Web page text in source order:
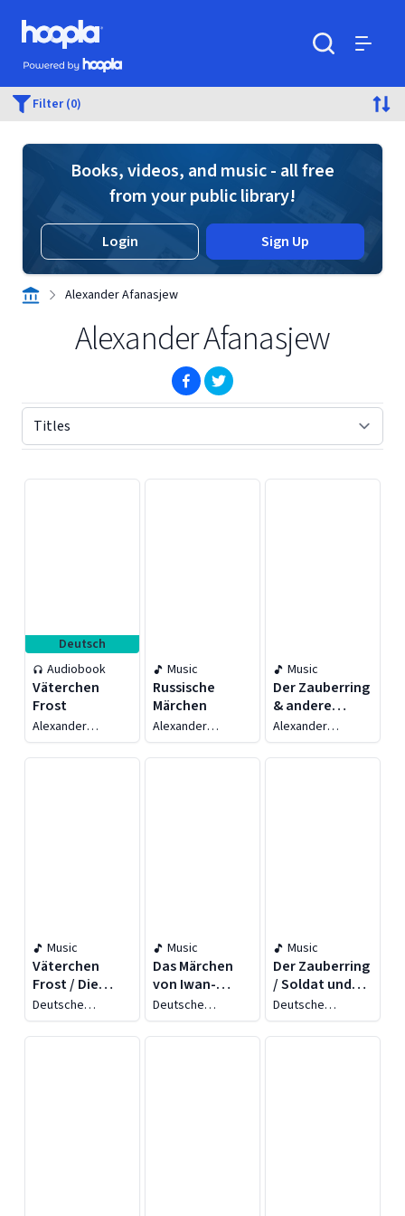
Skip to main content
Hoopla logo
Powered by Hoopla
Filter (0)
Books, videos, and music - all free
from your public library!
Login Sign Up
Alexander Afanasjew
Alexander Afanasjew
(opens in new window)
(opens in new window)
Deutsch
Audiobook
Väterchen
Frost
Alexander
Afanasjew
Music
Russische
Märchen
Alexander
Afanasjew
Music
Der Zauberring
& andere
russische
Märchen
Alexander
Afanasjew
Music
Väterchen
Frost / Die
wilden
Schwäne / Das
Schneekind /
Deutsche
Grammophon
Literatur
Music
Das Märchen
von Iwan-
Zarensohn,
Dem
Feuervogel
Deutsche
Grammophon
Literatur
Music
Der Zauberring
/ Soldat und
Zar im Wald /
Kluge
Antworten /
Deutsche
Grammophon
Literatur